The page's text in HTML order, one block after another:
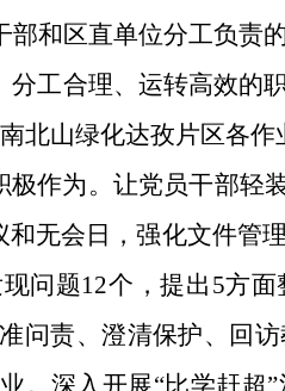
和区直单位分工负责
工合理、运转高效的
北山绿化达孜片区各作
作为。让党员干部轻
无会日，强化文件管
问题12个，提出5方
问责、澄清保护、回
。深入开展“比学赶超